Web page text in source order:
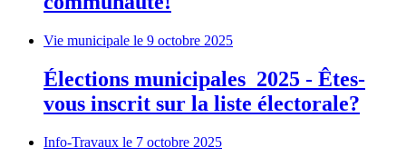
Vie municipale le 9 octobre 2025
Élections municipales 2025 - Êtes-
vous inscrit sur la liste électorale?
Info-Travaux le 7 octobre 2025